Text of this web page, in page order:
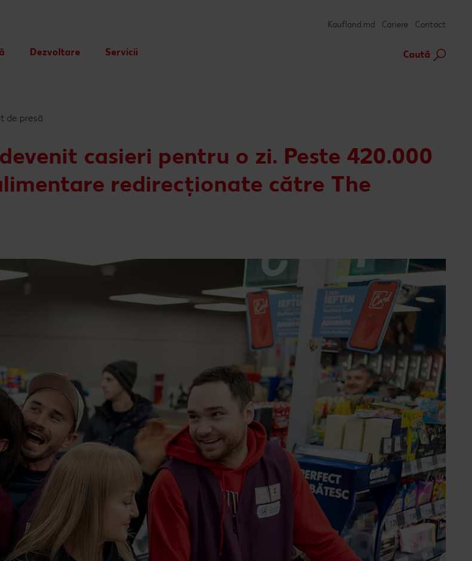
Dezvoltare Servicii
Kaufland.md Cariere Contact
Caută
de presă
casieri pentru o zi. Peste 420.000
redirecționate către The